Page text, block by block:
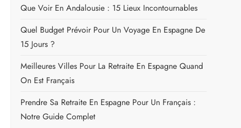
Que Voir En Andalousie : 15 Lieux Incontournables
Quel Budget Prévoir Pour Un Voyage En Espagne De
15 Jours ?
Meilleures Villes Pour La Retraite En Espagne Quand
On Est Français
Prendre Sa Retraite En Espagne Pour Un Français :
Notre Guide Complet